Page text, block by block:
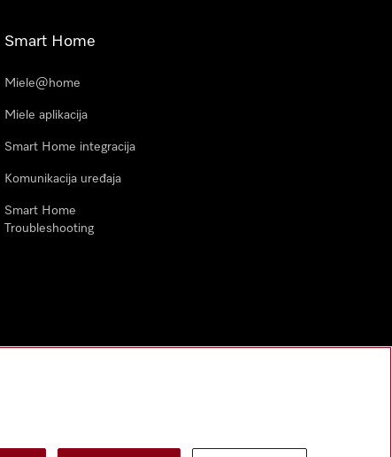
Smart Home
Miele@home
Miele aplikacija
Smart Home integracija
Komunikacija uređaja
Smart Home
Troubleshooting